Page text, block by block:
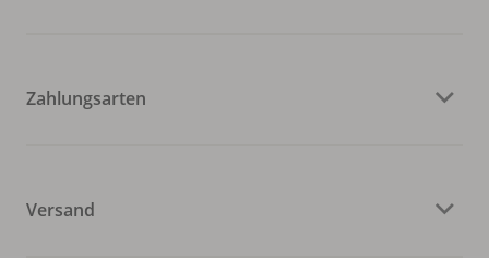
Zahlungsarten
Versand